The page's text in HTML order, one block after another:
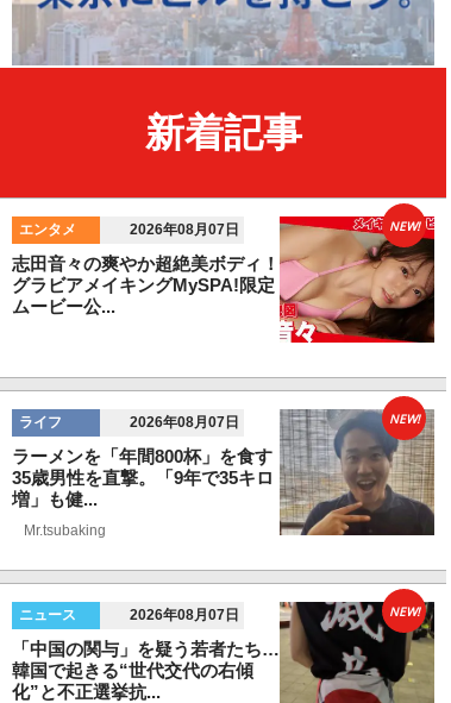
新着記事
エンタメ 2026年08月07日
志田音々の爽やか超絶美ボディ！
グラビアメイキングMySPA!限定
ムービー公...
NEW!
ライフ 2026年08月07日
ラーメンを「年間800杯」を食す
35歳男性を直撃。「9年で35キロ
増」も健...
Mr.tsubaking
NEW!
ニュース 2026年08月07日
「中国の関与」を疑う若者たち…
韓国で起きる“世代交代の右傾
化”と不正選挙抗...
NEW!